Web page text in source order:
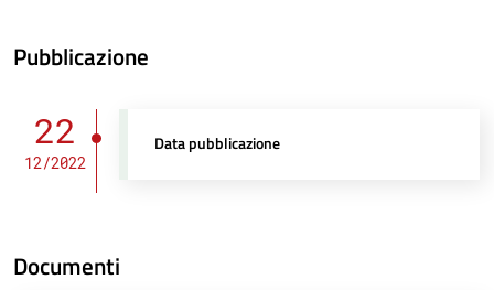
Pubblicazione
22
12/2022
Data pubblicazione
Documenti